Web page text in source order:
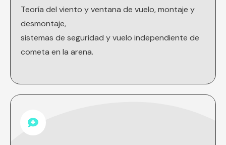
Teoría del viento y ventana de vuelo, montaje y
desmontaje,
sistemas de seguridad y vuelo independiente de
cometa en la arena.